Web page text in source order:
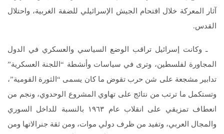
آثار المعركة خلال اقتحام الجيش الإسرائيلي للضفة الغربية، واحتلال
القدس.
ـ وكانت إسرائيل تراقب الوضع السياسي والعسكري في الدول
المجاورة لفلسطين، وترى في سياسات وأنشطة “اللجنة العسكرية”
تدابير مشجعة على شن حرب تقوض ما كان يسمى “الثورة القومية”،
وتستكمل ما ترتب من نتائج على تهاوي المشروع الوحدوي، ونجم من
انعطاف تمزيقي على انقلاب عام ١٩٦٣ بالنسبة للداخل السوري
والمجال العربي، وتفيد من ظرف دولي موات، ومن ثقة جنرالاتها ومن